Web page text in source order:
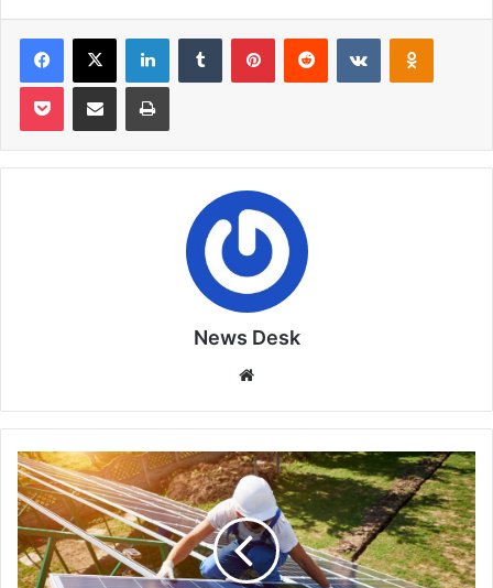
Facebook
X LinkedInTumblr PinterestReddit VKontakte
Pocket Share via Email Print
News Desk
मालवा
निमाड़
में
रूफ
टॉप
सोलर